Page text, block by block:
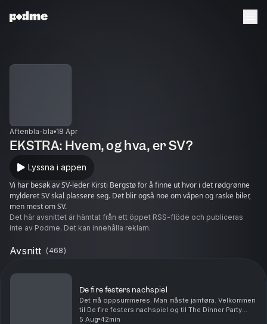
Aftenbla-bla 18 Apr
EKSTRA: Hvem, og hva, er SV?
Lyssna i appen
Vi har besøk av SV-leder Kirsti Bergstø for å finne ut hvor i det rødgrønne
mylderet SV skal plassere seg. Det blir også noe om våpen og raske biler,
men mest om SV.
Det här avsnittet är hämtat från ett öppet RSS-flöde och publiceras
inte av Podme. Det kan innehålla reklam.
Avsnitt (468)
De fire festers nachspiel
Det må oppsummeres. Man måste jamføra. Velkommen
til De fire festers nachspiel og til The Dinner Party
Awards.
5 Aug 42min